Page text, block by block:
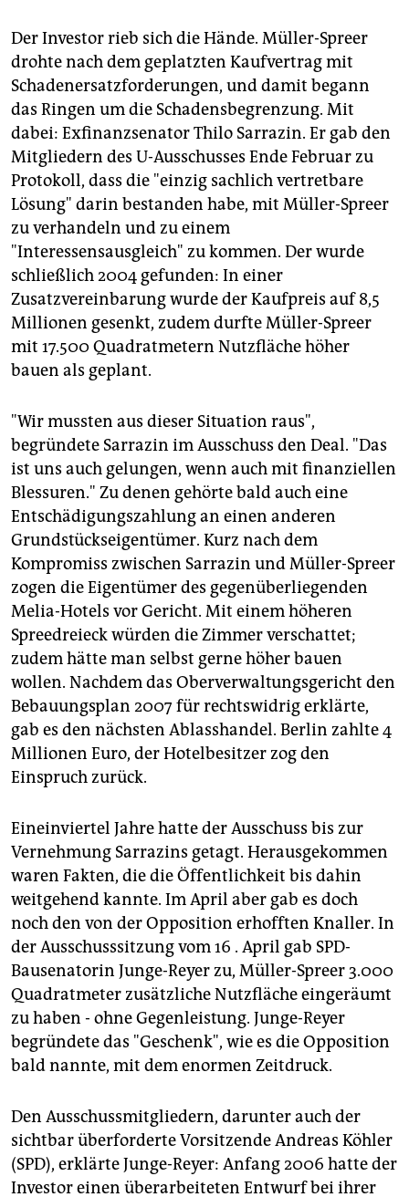
Der Investor rieb sich die Hände. Müller-Spreer
drohte nach dem geplatzten Kaufvertrag mit
Schadenersatzforderungen, und damit begann
das Ringen um die Schadensbegrenzung. Mit
dabei: Exfinanzsenator Thilo Sarrazin. Er gab den
Mitgliedern des U-Ausschusses Ende Februar zu
Protokoll, dass die "einzig sachlich vertretbare
Lösung" darin bestanden habe, mit Müller-Spreer
zu verhandeln und zu einem
"Interessensausgleich" zu kommen. Der wurde
schließlich 2004 gefunden: In einer
Zusatzvereinbarung wurde der Kaufpreis auf 8,5
Millionen gesenkt, zudem durfte Müller-Spreer
mit 17.500 Quadratmetern Nutzfläche höher
bauen als geplant.
"Wir mussten aus dieser Situation raus",
begründete Sarrazin im Ausschuss den Deal. "Das
ist uns auch gelungen, wenn auch mit finanziellen
Blessuren." Zu denen gehörte bald auch eine
Entschädigungszahlung an einen anderen
Grundstückseigentümer. Kurz nach dem
Kompromiss zwischen Sarrazin und Müller-Spreer
zogen die Eigentümer des gegenüberliegenden
Melia-Hotels vor Gericht. Mit einem höheren
Spreedreieck würden die Zimmer verschattet;
zudem hätte man selbst gerne höher bauen
wollen. Nachdem das Oberverwaltungsgericht den
Bebauungsplan 2007 für rechtswidrig erklärte,
gab es den nächsten Ablasshandel. Berlin zahlte 4
Millionen Euro, der Hotelbesitzer zog den
Einspruch zurück.
Eineinviertel Jahre hatte der Ausschuss bis zur
Vernehmung Sarrazins getagt. Herausgekommen
waren Fakten, die die Öffentlichkeit bis dahin
weitgehend kannte. Im April aber gab es doch
noch den von der Opposition erhofften Knaller. In
der Ausschusssitzung vom 16 . April gab SPD-
Bausenatorin Junge-Reyer zu, Müller-Spreer 3.000
Quadratmeter zusätzliche Nutzfläche eingeräumt
zu haben - ohne Gegenleistung. Junge-Reyer
begründete das "Geschenk", wie es die Opposition
bald nannte, mit dem enormen Zeitdruck.
Den Ausschussmitgliedern, darunter auch der
sichtbar überforderte Vorsitzende Andreas Köhler
(SPD), erklärte Junge-Reyer: Anfang 2006 hatte der
Investor einen überarbeiteten Entwurf bei ihrer